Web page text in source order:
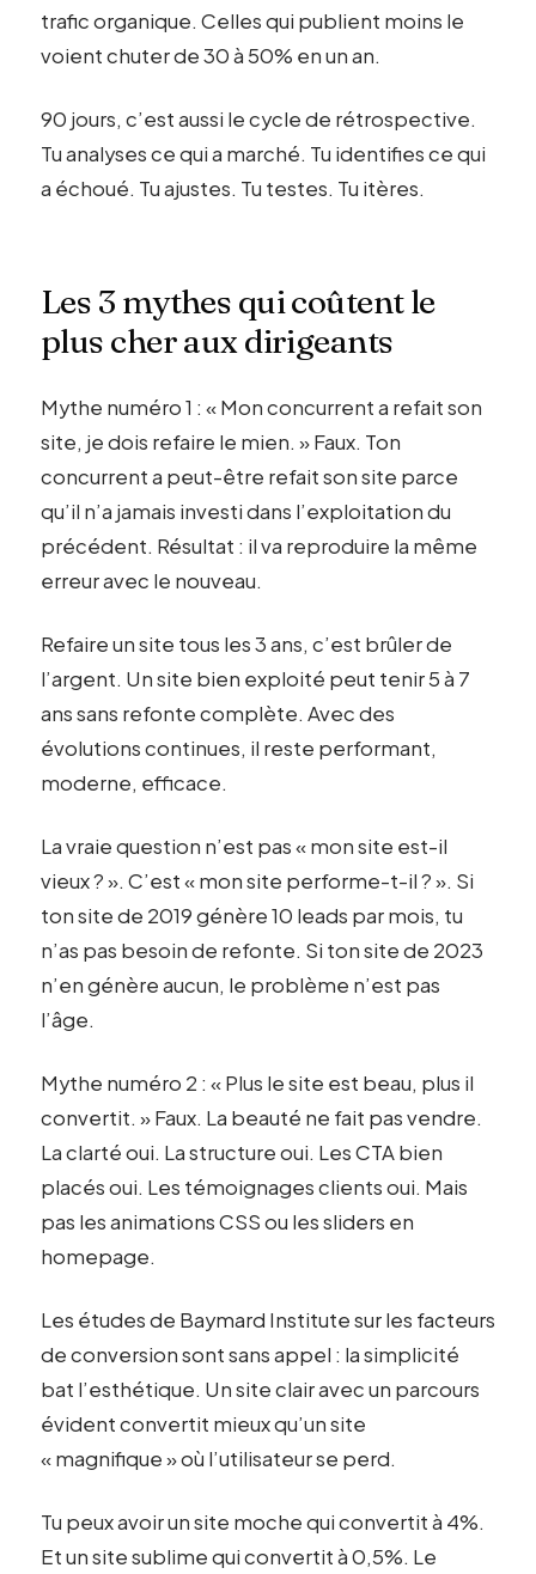
trafic organique. Celles qui publient moins le
voient chuter de 30 à 50% en un an.
90 jours, c’est aussi le cycle de rétrospective.
Tu analyses ce qui a marché. Tu identifies ce qui
a échoué. Tu ajustes. Tu testes. Tu itères.
Les 3 mythes qui coûtent le
plus cher aux dirigeants
Mythe numéro 1 : « Mon concurrent a refait son
site, je dois refaire le mien. » Faux. Ton
concurrent a peut-être refait son site parce
qu’il n’a jamais investi dans l’exploitation du
précédent. Résultat : il va reproduire la même
erreur avec le nouveau.
Refaire un site tous les 3 ans, c’est brûler de
l’argent. Un site bien exploité peut tenir 5 à 7
ans sans refonte complète. Avec des
évolutions continues, il reste performant,
moderne, efficace.
La vraie question n’est pas « mon site est-il
vieux ? ». C’est « mon site performe-t-il ? ». Si
ton site de 2019 génère 10 leads par mois, tu
n’as pas besoin de refonte. Si ton site de 2023
n’en génère aucun, le problème n’est pas
l’âge.
Mythe numéro 2 : « Plus le site est beau, plus il
convertit. » Faux. La beauté ne fait pas vendre.
La clarté oui. La structure oui. Les CTA bien
placés oui. Les témoignages clients oui. Mais
pas les animations CSS ou les sliders en
homepage.
Les études de Baymard Institute sur les facteurs
de conversion sont sans appel : la simplicité
bat l’esthétique. Un site clair avec un parcours
évident convertit mieux qu’un site
« magnifique » où l’utilisateur se perd.
Tu peux avoir un site moche qui convertit à 4%.
Et un site sublime qui convertit à 0,5%. Le